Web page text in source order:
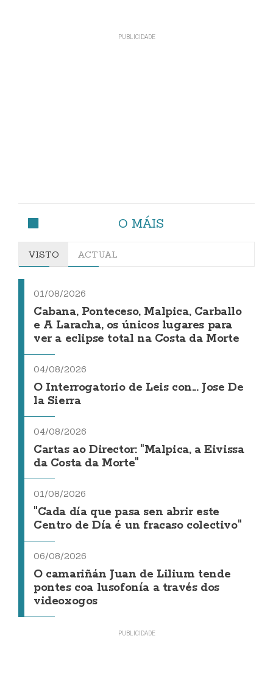
O MÁIS
VISTO ACTUAL
01/08/2026
Cabana, Ponteceso, Malpica, Carballo
e A Laracha, os únicos lugares para
ver a eclipse total na Costa da Morte
04/08/2026
O Interrogatorio de Leis con... Jose De
la Sierra
04/08/2026
Cartas ao Director: "Malpica, a Eivissa
da Costa da Morte"
01/08/2026
"Cada día que pasa sen abrir este
Centro de Día é un fracaso colectivo"
06/08/2026
O camariñán Juan de Lilium tende
pontes coa lusofonía a través dos
videoxogos